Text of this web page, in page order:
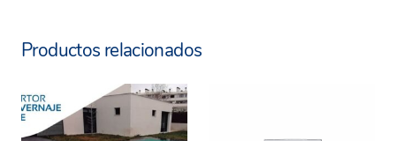
Productos relacionados